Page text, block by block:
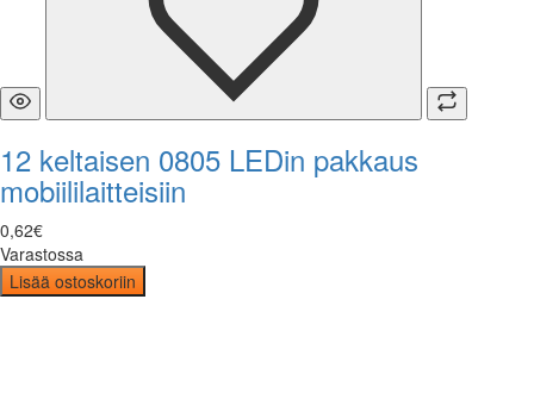
12 keltaisen 0805 LEDin pakkaus
mobiililaitteisiin
0,62€
Varastossa
Lisää ostoskoriin